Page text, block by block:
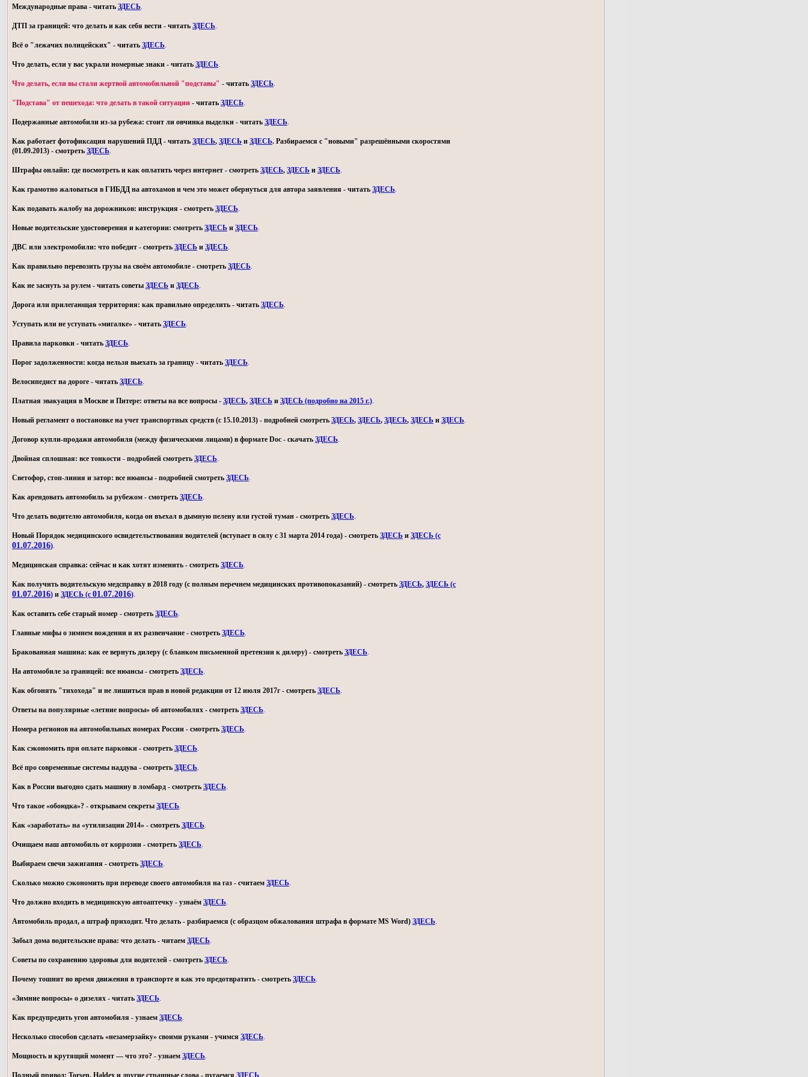
Международные права - читать ЗДЕСЬ.
ДТП за границей: что делать и как себя вести - читать ЗДЕСЬ.
Всё о "лежачих полицейских" - читать ЗДЕСЬ.
Что делать, если у вас украли номерные знаки - читать ЗДЕСЬ.
Что делать, если вы стали жертвой автомобильной "подставы" - читать ЗДЕСЬ.
"Подстава" от пешехода: что делать в такой ситуации - читать ЗДЕСЬ.
Подержанные автомобили из-за рубежа: стоит ли овчинка выделки - читать ЗДЕСЬ.
Как работает фотофиксация нарушений ПДД - читать ЗДЕСЬ, ЗДЕСЬ и ЗДЕСЬ. Разбираемся с "новыми" разрешёнными скоростями
(01.09.2013) - смотреть ЗДЕСЬ.
Штрафы онлайн: где посмотреть и как оплатить через интернет - смотреть ЗДЕСЬ, ЗДЕСЬ и ЗДЕСЬ.
Как грамотно жаловаться в ГИБДД на автохамов и чем это может обернуться для автора заявления - читать ЗДЕСЬ.
Как подавать жалобу на дорожников: инструкция - смотреть ЗДЕСЬ.
Новые водительские удостоверения и категории: смотреть ЗДЕСЬ и ЗДЕСЬ.
ДВС или электромобили: что победит - смотреть ЗДЕСЬ и ЗДЕСЬ.
Как правильно перевозить грузы на своём автомобиле - смотреть ЗДЕСЬ.
Как не заснуть за рулем - читать советы ЗДЕСЬ и ЗДЕСЬ.
Дорога или прилегающая территория: как правильно определить - читать ЗДЕСЬ.
Уступать или не уступать «мигалке» - читать ЗДЕСЬ.
Правила парковки - читать ЗДЕСЬ.
Порог задолженности: когда нельзя выехать за границу - читать ЗДЕСЬ.
Велосипедист на дороге - читать ЗДЕСЬ.
Платная эвакуация в Москве и Питере: ответы на все вопросы - ЗДЕСЬ, ЗДЕСЬ и ЗДЕСЬ (подробно на 2015 г.).
Новый регламент о постановке на учет транспортных средств (с 15.10.2013) - подробней смотреть ЗДЕСЬ, ЗДЕСЬ, ЗДЕСЬ, ЗДЕСЬ и ЗДЕСЬ.
Договор купли-продажи автомобиля (между физическими лицами) в формате Doc - скачать ЗДЕСЬ.
Двойная сплошная: все тонкости - подробней смотреть ЗДЕСЬ.
Светофор, стоп-линия и затор: все нюансы - подробней смотреть ЗДЕСЬ.
Как арендовать автомобиль за рубежом - смотреть ЗДЕСЬ.
Что делать водителю автомобиля, когда он въехал в дымную пелену или густой туман - смотреть ЗДЕСЬ.
Новый Порядок медицинского освидетельствования водителей (вступает в силу с 31 марта 2014 года) - смотреть ЗДЕСЬ и ЗДЕСЬ (с
01.07.2016).
Медицинская справка: сейчас и как хотят изменить - смотреть ЗДЕСЬ.
Как получить водительскую медсправку в 2018 году (с полным перечнем медицинских противопоказаний) - смотреть ЗДЕСЬ, ЗДЕСЬ (с
01.07.2016) и ЗДЕСЬ (с 01.07.2016).
Как оставить себе старый номер - смотреть ЗДЕСЬ.
Главные мифы о зимнем вождении и их развенчание - смотреть ЗДЕСЬ.
Бракованная машина: как ее вернуть дилеру (с бланком письменной претензии к дилеру) - смотреть ЗДЕСЬ.
На автомобиле за границей: все нюансы - смотреть ЗДЕСЬ.
Как обгонять "тихохода" и не лишиться прав в новой редакции от 12 июля 2017г - смотреть ЗДЕСЬ.
Ответы на популярные «летние вопросы» об автомобилях - смотреть ЗДЕСЬ.
Номера регионов на автомобильных номерах России - смотреть ЗДЕСЬ.
Как сэкономить при оплате парковки - смотреть ЗДЕСЬ.
Всё про современные системы наддува - смотреть ЗДЕСЬ.
Как в России выгодно сдать машину в ломбард - смотреть ЗДЕСЬ.
Что такое «обоюдка»? - открываем секреты ЗДЕСЬ.
Как «заработать» на «утилизации 2014» - смотреть ЗДЕСЬ.
Очищаем наш автомобиль от коррозии - смотреть ЗДЕСЬ.
Выбираем свечи зажигания - смотреть ЗДЕСЬ.
Сколько можно сэкономить при переводе своего автомобиля на газ - считаем ЗДЕСЬ.
Что должно входить в медицинскую автоаптечку - узнаём ЗДЕСЬ.
Автомобиль продал, а штраф приходит. Что делать - разбираемся (с образцом обжалования штрафа в формате MS Word) ЗДЕСЬ.
Забыл дома водительские права: что делать - читаем ЗДЕСЬ.
Советы по сохранению здоровья для водителей - смотреть ЗДЕСЬ.
Почему тошнит во время движения в транспорте и как это предотвратить - смотреть ЗДЕСЬ.
«Зимние вопросы» о дизелях - читать ЗДЕСЬ.
Как предупредить угон автомобиля - узнаем ЗДЕСЬ.
Несколько способов сделать «незамерзайку» своими руками - учимся ЗДЕСЬ.
Мощность и крутящий момент — что это? - узнаем ЗДЕСЬ.
Полный привод: Torsen, Haldex и другие страшные слова - пугаемся ЗДЕСЬ